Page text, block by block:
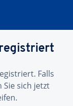
Falls
Sie sich jetzt